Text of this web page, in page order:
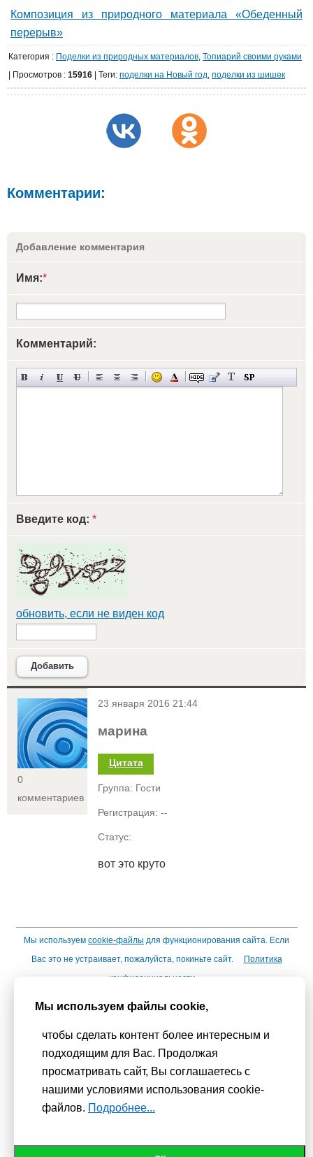
Композиция из природного материала «Обеденный
перерыв»
Категория : Поделки из природных материалов, Топиарий своими руками
Просмотров : 15916 | Теги: поделки на Новый год, поделки из шишек
Комментарии:
Добавление комментария
Имя:*
Комментарий:
Введите код: *
обновить, если не виден код
Добавить
<
0
комментариев
23 января 2016 21:44
марина
Цитата
Группа: Гости
Регистрация: --
Статус:
вот это круто
Мы используем cookie-файлы для функционирования сайта. Если
Вас это не устраивает, пожалуйста, покиньте сайт.
Политика
конфиденциальности
Сhudesenka.ru обязательна. © 2010 - 2026
Копирование мастер-классов без согласования с
администрацией сайта запрещено
Мы используем файлы cookie,
чтобы сделать контент более интересным и
подходящим для Вас. Продолжая
просматривать сайт, Вы соглашаетесь с
нашими условиями использования cookie-
файлов. Подробнее...